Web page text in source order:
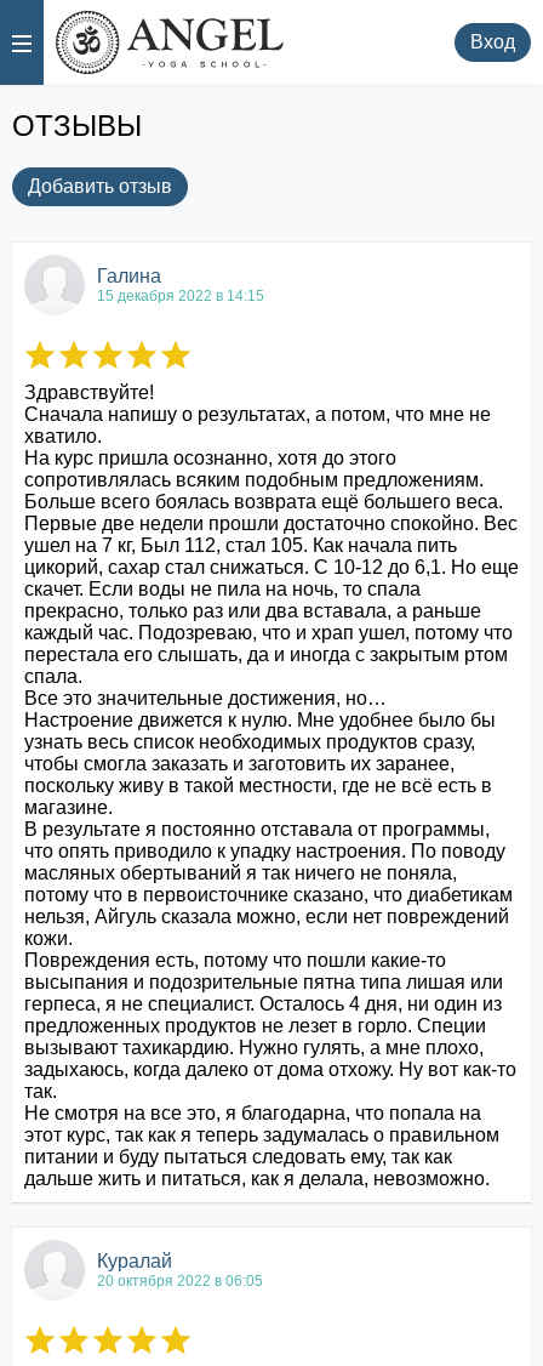
. Вход
ОТЗЫВЫ
Добавить отзыв
Галина
15 декабря 2022 в 14:15
Здравствуйте!
Сначала напишу о результатах, а потом, что мне не
хватило.
На курс пришла осознанно, хотя до этого
сопротивлялась всяким подобным предложениям.
Больше всего боялась возврата ещё большего веса.
Первые две недели прошли достаточно спокойно. Вес
ушел на 7 кг, Был 112, стал 105. Как начала пить
цикорий, сахар стал снижаться. С 10-12 до 6,1. Но еще
скачет. Если воды не пила на ночь, то спала
прекрасно, только раз или два вставала, а раньше
каждый час. Подозреваю, что и храп ушел, потому что
перестала его слышать, да и иногда с закрытым ртом
спала.
Все это значительные достижения, но…
Настроение движется к нулю. Мне удобнее было бы
узнать весь список необходимых продуктов сразу,
чтобы смогла заказать и заготовить их заранее,
поскольку живу в такой местности, где не всё есть в
магазине.
В результате я постоянно отставала от программы,
что опять приводило к упадку настроения. По поводу
масляных обертываний я так ничего не поняла,
потому что в первоисточнике сказано, что диабетикам
нельзя, Айгуль сказала можно, если нет повреждений
кожи.
Повреждения есть, потому что пошли какие-то
высыпания и подозрительные пятна типа лишая или
герпеса, я не специалист. Осталось 4 дня, ни один из
предложенных продуктов не лезет в горло. Специи
вызывают тахикардию. Нужно гулять, а мне плохо,
задыхаюсь, когда далеко от дома отхожу. Ну вот как-то
так.
Не смотря на все это, я благодарна, что попала на
этот курс, так как я теперь задумалась о правильном
питании и буду пытаться следовать ему, так как
дальше жить и питаться, как я делала, невозможно.
Куралай
20 октября 2022 в 06:05